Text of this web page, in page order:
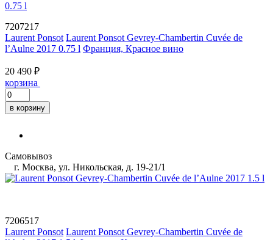
7207217
Laurent Ponsot Laurent Ponsot Gevrey-Chambertin Cuvée de
l’Aulne 2017 0.75 l Франция, Красное вино
20 490 ₽
корзина
в корзину
Самовывоз
г. Москва, ул. Никольская, д. 19-21/1
7206517
Laurent Ponsot Laurent Ponsot Gevrey-Chambertin Cuvée de